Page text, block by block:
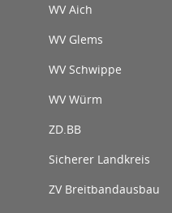
WV Aich
WV Glems
WV Schwippe
WV Würm
ZD.BB
Sicherer Landkreis
ZV Breitbandausbau